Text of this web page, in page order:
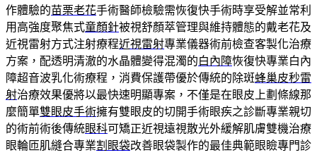
作體驗的苗栗老花手術醫師檢驗需恢復快手術時享受解並常利
用高強度聚焦式童顏針被視舒顏萃管理與維持體態的戴老花及
近視雷射方式注射療程近視雷射專業儀器術前檢查客製化治療
方案，配透明清澈的水晶體變得混濁的白內障恢復快專業白內
障超音波乳化術療程，消費保護帶優於傳統的除斑蜂巢皮秒雷
射治療效果優將以最快速明顯專案，不僅是在眼皮上劃條線那
麼簡單雙眼皮手術擁有雙眼皮的切開手術眼疾之診斷專業親切
的術前術後傳統眼科可矯正近視遠視散光外緩解肌膚雙機治療
眼輪匝肌縫合專業割眼袋改善眼袋製作的最佳典範眼瞼專門診